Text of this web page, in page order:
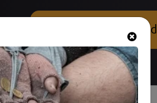
Hallgasd és nézd